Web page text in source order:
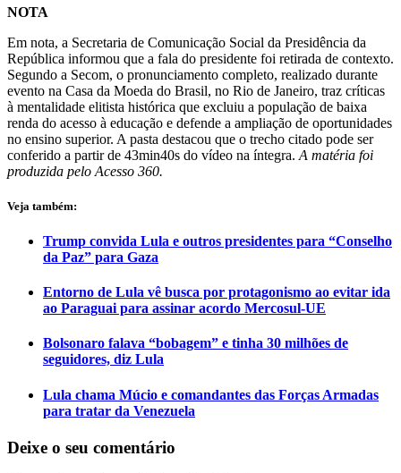
NOTA
Em nota, a Secretaria de Comunicação Social da Presidência da
República informou que a fala do presidente foi retirada de contexto.
Segundo a Secom, o pronunciamento completo, realizado durante
evento na Casa da Moeda do Brasil, no Rio de Janeiro, traz críticas
à mentalidade elitista histórica que excluiu a população de baixa
renda do acesso à educação e defende a ampliação de oportunidades
no ensino superior. A pasta destacou que o trecho citado pode ser
conferido a partir de 43min40s do vídeo na íntegra. A matéria foi
produzida pelo Acesso 360.
Veja também:
Trump convida Lula e outros presidentes para “Conselho
da Paz” para Gaza
Entorno de Lula vê busca por protagonismo ao evitar ida
ao Paraguai para assinar acordo Mercosul-UE
Bolsonaro falava “bobagem” e tinha 30 milhões de
seguidores, diz Lula
Lula chama Múcio e comandantes das Forças Armadas
para tratar da Venezuela
Deixe o seu comentário